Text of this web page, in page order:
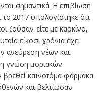
σημαντικά. Η επιβίωση
το 2017 υπολογίστηκε ότι
ζούσαν είτε με καρκίνο,
είκοσι χρόνια έχει
ανεύρεση νέων και
γνώση μοριακών
βρεθεί καινοτόμα φάρμακα
και βελτίωσαν